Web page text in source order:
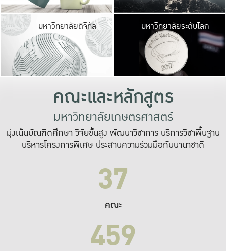
มหาวิทยาลัยดิจิทัล มหาวิ
เปลี่ยนแปลง แล
เพื่อทำง
ระบบสารสนเทศ
มหาวิทยาลัยระดับโลก
คณะและหลักสูตร
มหาวิทยาลัยเกษตรศาสตร์
มุ่งเน้นบัณฑิตศึกษา วิจัยขั้นสูง พัฒนาวิชาการ บริการวิชาพื้นฐาน
บริหารโครงการพิเศษ ประสานความร่วมมือกับนานาชาติ
37
คณะ
459